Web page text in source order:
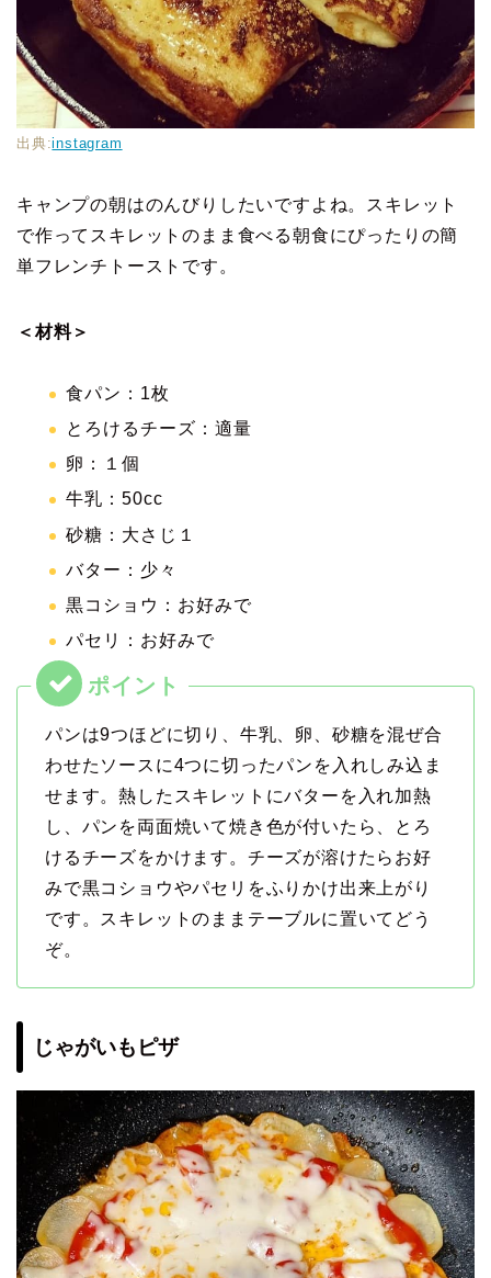
出典:instagram
キャンプの朝はのんびりしたいですよね。スキレット
で作ってスキレットのまま食べる朝食にぴったりの簡
単フレンチトーストです。
＜材料＞
食パン：1枚
とろけるチーズ：適量
卵：１個
牛乳：50cc
砂糖：大さじ１
バター：少々
黒コショウ：お好みで
パセリ：お好みで
パンは9つほどに切り、牛乳、卵、砂糖を混ぜ合
わせたソースに4つに切ったパンを入れしみ込ま
せます。熱したスキレットにバターを入れ加熱
し、パンを両面焼いて焼き色が付いたら、とろ
けるチーズをかけます。チーズが溶けたらお好
みで黒コショウやパセリをふりかけ出来上がり
です。スキレットのままテーブルに置いてどう
ぞ。
じゃがいもピザ